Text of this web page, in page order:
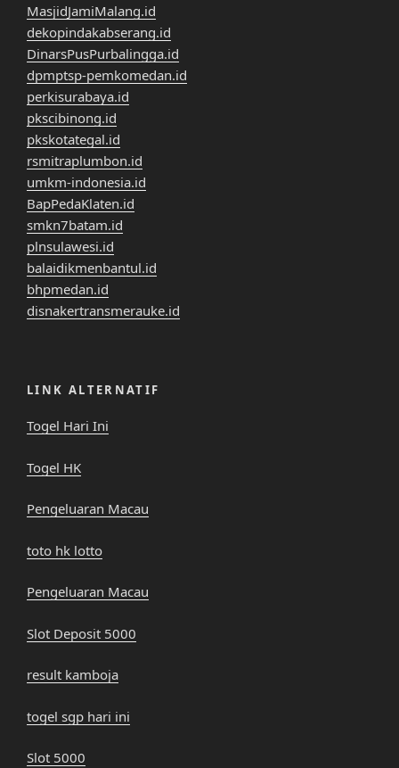
MasjidJamiMalang.id
dekopindakabserang.id
DinarsPusPurbalingga.id
dpmptsp-pemkomedan.id
perkisurabaya.id
pkscibinong.id
pkskotategal.id
rsmitraplumbon.id
umkm-indonesia.id
BapPedaKlaten.id
smkn7batam.id
plnsulawesi.id
balaidikmenbantul.id
bhpmedan.id
disnakertransmerauke.id
LINK ALTERNATIF
Togel Hari Ini
Togel HK
Pengeluaran Macau
toto hk lotto
Pengeluaran Macau
Slot Deposit 5000
result kamboja
togel sgp hari ini
Slot 5000